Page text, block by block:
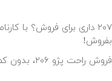
۲۰۷ داری برای فروش؟ با
بفروش!
فروش راحت پژو ۲۰۶، بدون کمیسیون و دردسر